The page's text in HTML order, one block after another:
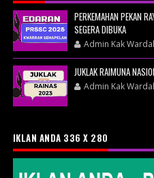
PERKEMAHAN PEKAN
SEGERA DIBUKA
Admin Kak
JUKLAK RAIMUNA
Admin Kak
IKLAN ANDA 336 X 280